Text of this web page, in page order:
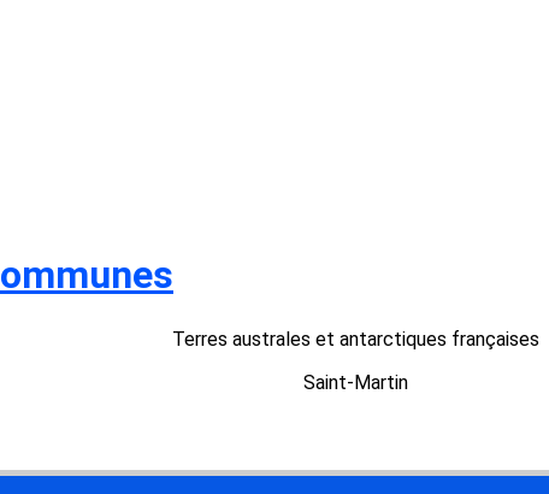
Terres australes et antarctiques françaises
Saint-Martin